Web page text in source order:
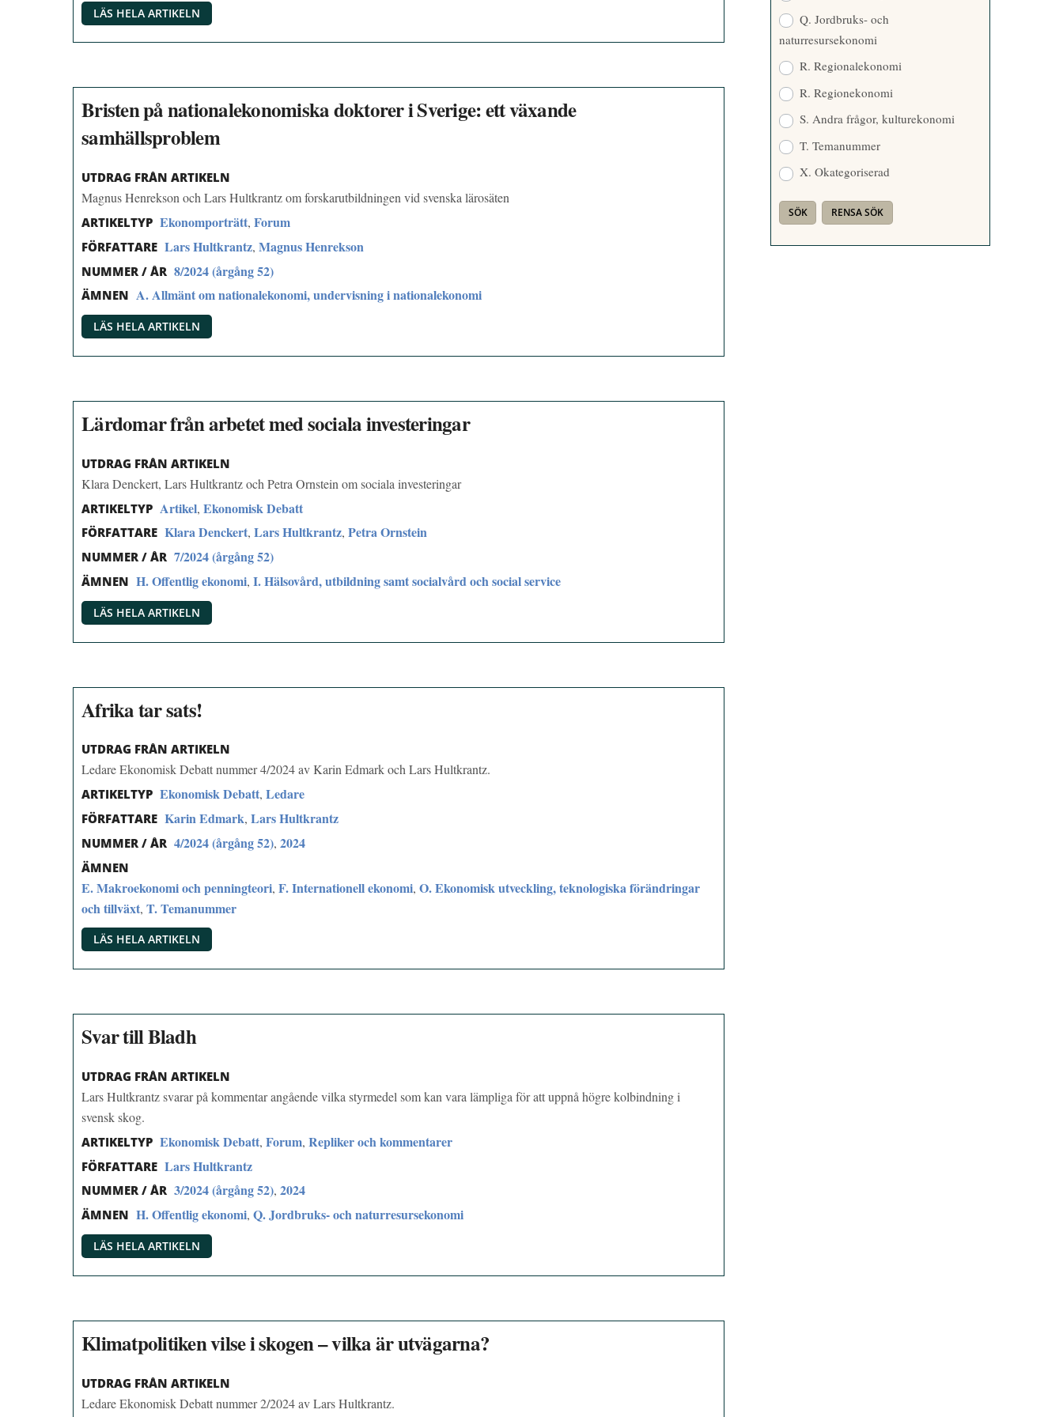
LÄS HELA ARTIKELN
Bristen på nationalekonomiska doktorer i Sverige: ett växande
samhällsproblem
UTDRAG FRÅN ARTIKELN
Magnus Henrekson och Lars Hultkrantz om forskarutbildningen vid svenska lärosäten
ARTIKELTYP Ekonomporträtt, Forum
FÖRFATTARE Lars Hultkrantz, Magnus Henrekson
NUMMER / ÅR 8/2024 (årgång 52)
ÄMNEN A. Allmänt om nationalekonomi, undervisning i nationalekonomi
LÄS HELA ARTIKELN
Lärdomar från arbetet med sociala investeringar
UTDRAG FRÅN ARTIKELN
Klara Denckert, Lars Hultkrantz och Petra Ornstein om sociala investeringar
ARTIKELTYP Artikel, Ekonomisk Debatt
FÖRFATTARE Klara Denckert, Lars Hultkrantz, Petra Ornstein
NUMMER / ÅR 7/2024 (årgång 52)
ÄMNEN H. Offentlig ekonomi, I. Hälsovård, utbildning samt socialvård och social service
LÄS HELA ARTIKELN
Afrika tar sats!
UTDRAG FRÅN ARTIKELN
Ledare Ekonomisk Debatt nummer 4/2024 av Karin Edmark och Lars Hultkrantz.
ARTIKELTYP Ekonomisk Debatt, Ledare
FÖRFATTARE Karin Edmark, Lars Hultkrantz
NUMMER / ÅR 4/2024 (årgång 52), 2024
ÄMNEN
E. Makroekonomi och penningteori, F. Internationell ekonomi, O. Ekonomisk utveckling, teknologiska förändringar
och tillväxt, T. Temanummer
LÄS HELA ARTIKELN
Svar till Bladh
UTDRAG FRÅN ARTIKELN
Lars Hultkrantz svarar på kommentar angående vilka styrmedel som kan vara lämpliga för att uppnå högre kolbindning i
svensk skog.
ARTIKELTYP Ekonomisk Debatt, Forum, Repliker och kommentarer
FÖRFATTARE Lars Hultkrantz
NUMMER / ÅR 3/2024 (årgång 52), 2024
ÄMNEN H. Offentlig ekonomi, Q. Jordbruks- och naturresursekonomi
LÄS HELA ARTIKELN
Klimatpolitiken vilse i skogen – vilka är utvägarna?
UTDRAG FRÅN ARTIKELN
Ledare Ekonomisk Debatt nummer 2/2024 av Lars Hultkrantz.
Q. Jordbruks- och
naturresursekonomi
R. Regionalekonomi
R. Regionekonomi
S. Andra frågor, kulturekonomi
T. Temanummer
X. Okategoriserad